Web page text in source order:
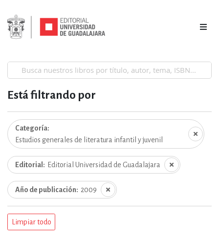
Está filtrando por
Categoría
Estudios generales de literatura infantil y juvenil
Editorial Editorial Universidad de Guadalajara
Año de publicación 2009
Limpiar todo